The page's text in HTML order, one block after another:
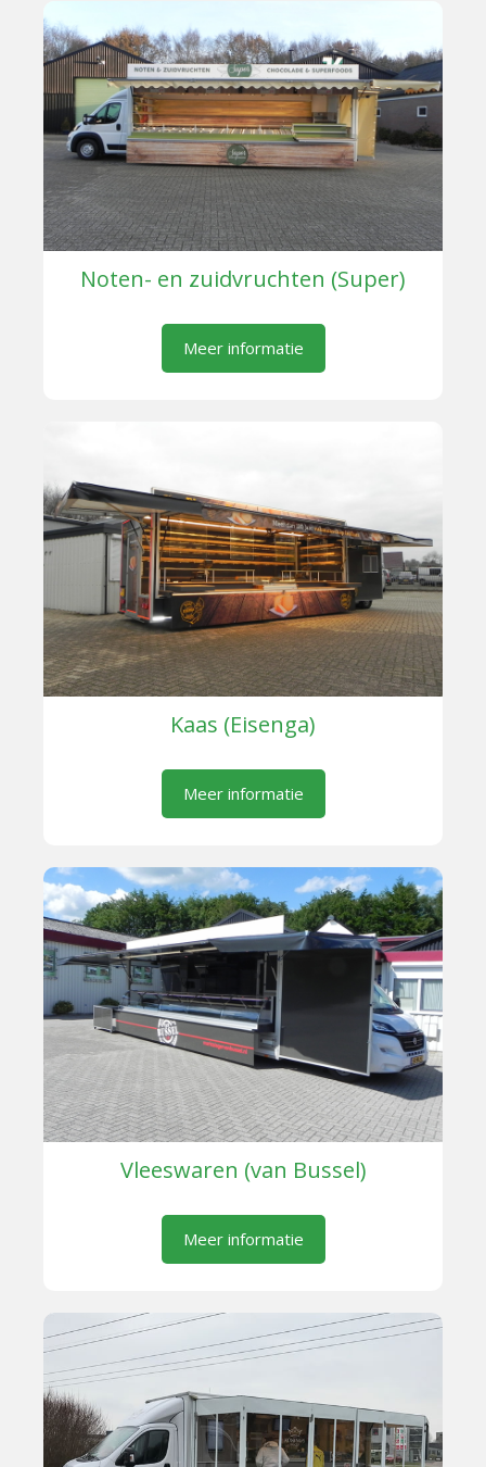
Noten- en zuidvruchten (Super)
Meer informatie
Kaas (Eisenga)
Meer informatie
Vleeswaren (van Bussel)
Meer informatie